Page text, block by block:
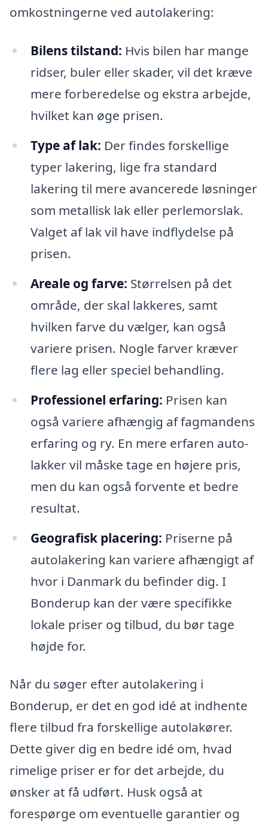
omkostningerne ved autolakering:
Bilens tilstand: Hvis bilen har mange
ridser, buler eller skader, vil det kræve
mere forberedelse og ekstra arbejde,
hvilket kan øge prisen.
Type af lak: Der findes forskellige
typer lakering, lige fra standard
lakering til mere avancerede løsninger
som metallisk lak eller perlemorslak.
Valget af lak vil have indflydelse på
prisen.
Areale og farve: Størrelsen på det
område, der skal lakkeres, samt
hvilken farve du vælger, kan også
variere prisen. Nogle farver kræver
flere lag eller speciel behandling.
Professionel erfaring: Prisen kan
også variere afhængig af fagmandens
erfaring og ry. En mere erfaren auto-
lakker vil måske tage en højere pris,
men du kan også forvente et bedre
resultat.
Geografisk placering: Priserne på
autolakering kan variere afhængigt af
hvor i Danmark du befinder dig. I
Bonderup kan der være specifikke
lokale priser og tilbud, du bør tage
højde for.
Når du søger efter autolakering i
Bonderup, er det en god idé at indhente
flere tilbud fra forskellige autolakører.
Dette giver dig en bedre idé om, hvad
rimelige priser er for det arbejde, du
ønsker at få udført. Husk også at
forespørge om eventuelle garantier og